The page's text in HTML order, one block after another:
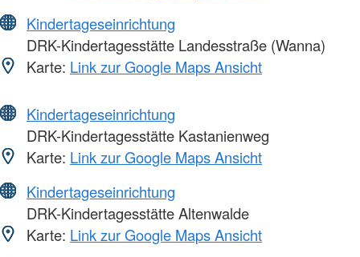
Kindertageseinrichtung
DRK-Kindertagesstätte Landesstraße (Wanna)
Karte: Link zur Google Maps Ansicht
Kindertageseinrichtung
DRK-Kindertagesstätte Kastanienweg
Karte: Link zur Google Maps Ansicht
Kindertageseinrichtung
DRK-Kindertagesstätte Altenwalde
Karte: Link zur Google Maps Ansicht